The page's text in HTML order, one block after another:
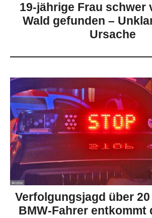
19-jährige Frau schwer
Wald gefunden –
Ursache
Verfolgungsjagd über
BMW-Fahrer entkommt